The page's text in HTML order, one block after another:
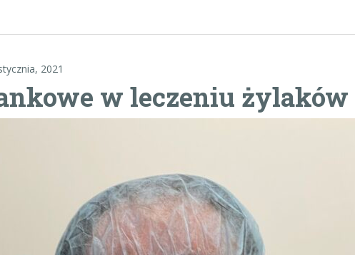
2021
w leczeniu żylaków